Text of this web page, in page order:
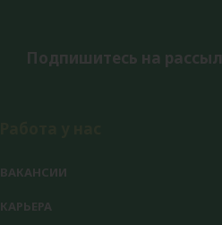
Подпишитесь на
ВАКАНСИИ
КАРЬЕРА